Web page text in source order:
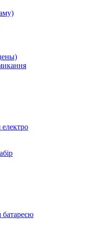
електро
батареєю